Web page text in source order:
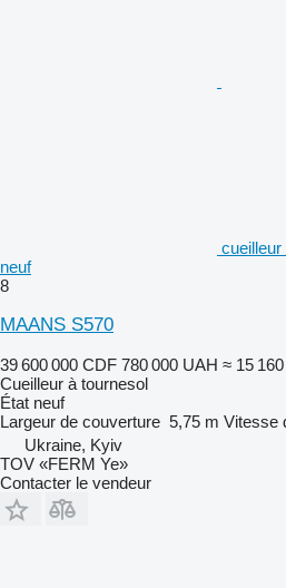
neuf
8
MAANS S570
39 600 000 CDF 780 000 UAH ≈ 15
Cueilleur à tournesol
État neuf
Largeur de couverture 5,75 m Vitesse
Ukraine, Kyiv
TOV «FERM Ye»
Contacter le vendeur